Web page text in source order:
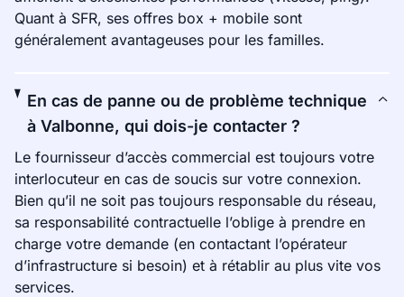
Quant à SFR, ses offres box + mobile sont
généralement avantageuses pour les familles.
En cas de panne ou de problème technique
à Valbonne, qui dois-je contacter ?
Le fournisseur d’accès commercial est toujours votre
interlocuteur en cas de soucis sur votre connexion.
Bien qu’il ne soit pas toujours responsable du réseau,
sa responsabilité contractuelle l’oblige à prendre en
charge votre demande (en contactant l’opérateur
d’infrastructure si besoin) et à rétablir au plus vite vos
services.